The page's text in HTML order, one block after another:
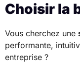
Choisir la
Vous cherchez une
performante,
entreprise ?